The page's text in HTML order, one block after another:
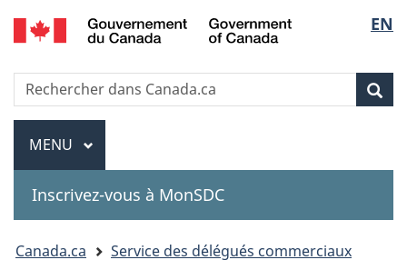
Passer
au
principal
Passer
à
Au
sujet
»
Passer
à
version
HTML
de
la
EN
Government
Recherche
Rechercher
dans
Canada.ca
Menu
MENU PRINCIPAL
Inscrivez-vous à MonSDC
Canada.ca
Service des délégués commerciaux